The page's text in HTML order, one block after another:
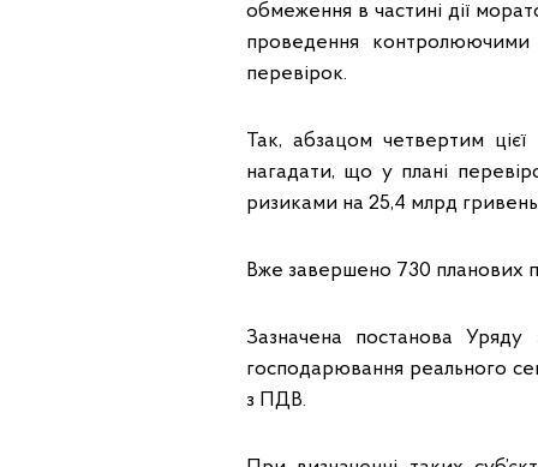
обмеження в частині дії
проведення
перевірок.
Так, абзацом четвертим
нагадати, що у плані
ризиками на 25,4 млрд
Вже завершено 730 планових
Зазначена постанова Уряду
господарювання реального
з ПДВ.